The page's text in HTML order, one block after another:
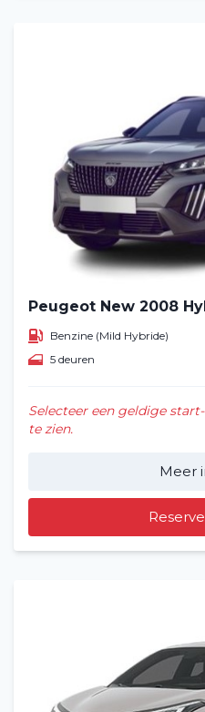
Peugeot New 2008
Benzine (Mild Hybride)
5 deuren
Selecteer een geldige
te zien.
Meer